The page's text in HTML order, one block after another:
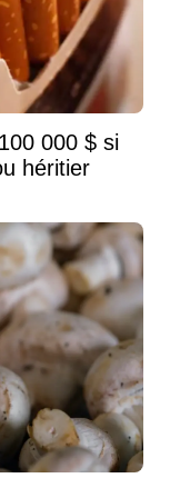
000 $ si
héritier